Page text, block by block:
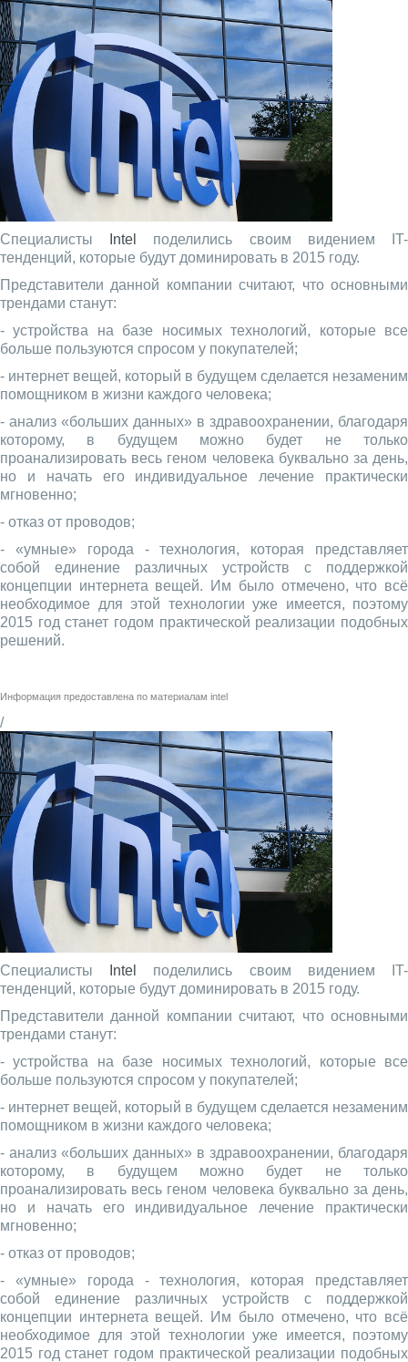
Специалисты Intel
поделились своим видением IT-
тенденций, которые будут доминировать в 2015 году.
Представители данной компании считают, что основными
трендами станут:
- устройства на базе носимых технологий, которые все
больше пользуются спросом у покупателей;
- интернет вещей, который в будущем сделается незаменим
помощником в жизни каждого человека;
- анализ «больших данных» в здравоохранении, благодаря
которому, в будущем можно будет не только
проанализировать весь геном человека буквально за день,
но и начать его индивидуальное лечение практически
мгновенно;
- отказ от проводов;
- «умные» города - технология, которая представляет
собой единение различных устройств с поддержкой
концепции интернета вещей. Им было отмечено, что всё
необходимое для этой технологии уже имеется, поэтому
2015 год станет годом практической реализации подобных
решений.
Информация предоставлена по материалам intel
/
Специалисты Intel
поделились своим видением IT-
тенденций, которые будут доминировать в 2015 году.
Представители данной компании считают, что основными
трендами станут:
- устройства на базе носимых технологий, которые все
больше пользуются спросом у покупателей;
- интернет вещей, который в будущем сделается незаменим
помощником в жизни каждого человека;
- анализ «больших данных» в здравоохранении, благодаря
которому, в будущем можно будет не только
проанализировать весь геном человека буквально за день,
но и начать его индивидуальное лечение практически
мгновенно;
- отказ от проводов;
- «умные» города - технология, которая представляет
собой единение различных устройств с поддержкой
концепции интернета вещей. Им было отмечено, что всё
необходимое для этой технологии уже имеется, поэтому
2015 год станет годом практической реализации подобных